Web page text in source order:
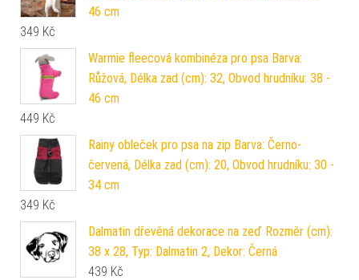
46 cm
349 Kč
Warmie fleecová kombinéza pro psa Barva:
Růžová, Délka zad (cm): 32, Obvod hrudníku: 38 -
46 cm
449 Kč
Rainy obleček pro psa na zip Barva: Černo-
červená, Délka zad (cm): 20, Obvod hrudníku: 30 -
34 cm
349 Kč
Dalmatin dřevěná dekorace na zeď Rozměr (cm):
38 x 28, Typ: Dalmatin 2, Dekor: Černá
439 Kč